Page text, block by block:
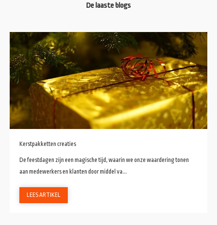
De laaste blogs
Kerstpakketten creaties
De feestdagen zijn een magische tijd, waarin we onze waardering tonen
aan medewerkers en klanten door middel va...
LEES ARTIKEL